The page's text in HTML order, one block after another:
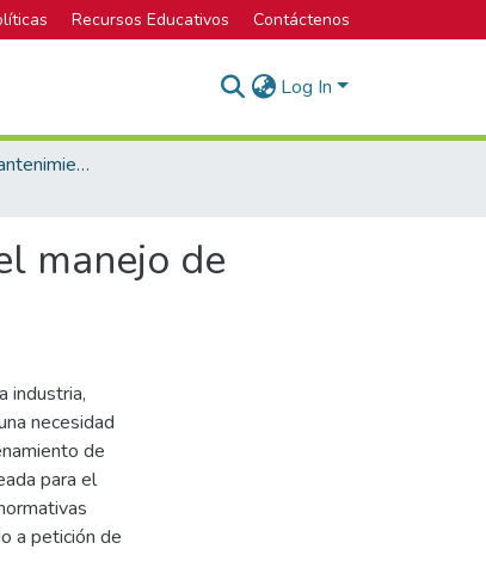
Recursos Educativos Contáctenos
Log In
Licenciatura en Mantenimiento Industrial
manejo de
industria,
necesidad
de
para el
a petición de